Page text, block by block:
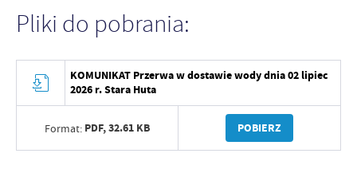
Pliki do pobrania:
KOMUNIKAT Przerwa w dostawie wody dnia 02 lipiec
2026 r. Stara Huta
Format: PDF,32.61 KB POBIERZ